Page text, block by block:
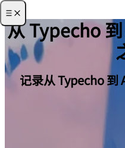
·首页
·归档
·关于
从 Typecho
记录从 Typecho 到